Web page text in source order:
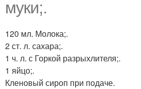
муки;.
120 мл. Молока;.
2 ст. л. сахара;.
1 ч. л. с Горкой разрыхлителя;.
1 яйцо;.
Кленовый сироп при подаче.